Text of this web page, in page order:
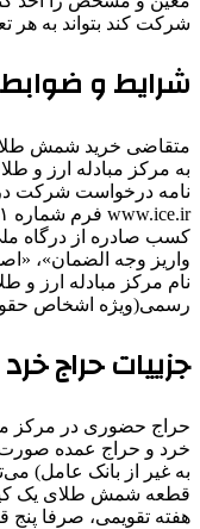
شرکت کند بتواند به هر
شرایط و
متقاضی خرید شمش طلا
به مرکز مبادله ارز و
نامه درخواست شرکت
کسب صادره از درگاه
واریز وجه الضمان»،
نام مرکز مبادله ارز و
رسمی(ویژه اشخاص
جزییات حراج
حراج حضوری در مرکز
خرد و حراج عمده
به غیر از بانک عامل)
قطعه شمش طلای یک
هفته تقویمی، صرفا